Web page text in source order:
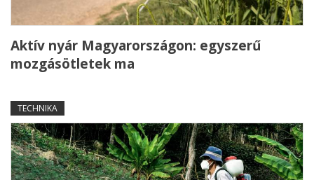
Aktív nyár Magyarországon: egyszerű
mozgásötletek ma
TECHNIKA